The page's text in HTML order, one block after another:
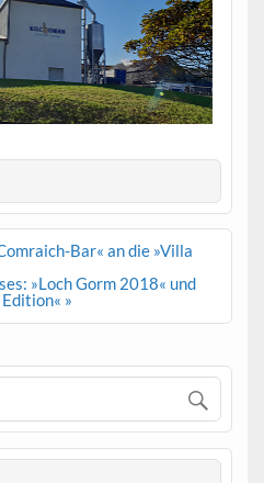
Bar« an die »Villa
»Loch Gorm 2018« und
»